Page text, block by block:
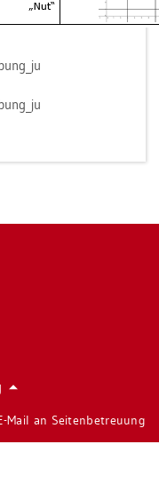
Mail an Sei­ten­be­treu­ung